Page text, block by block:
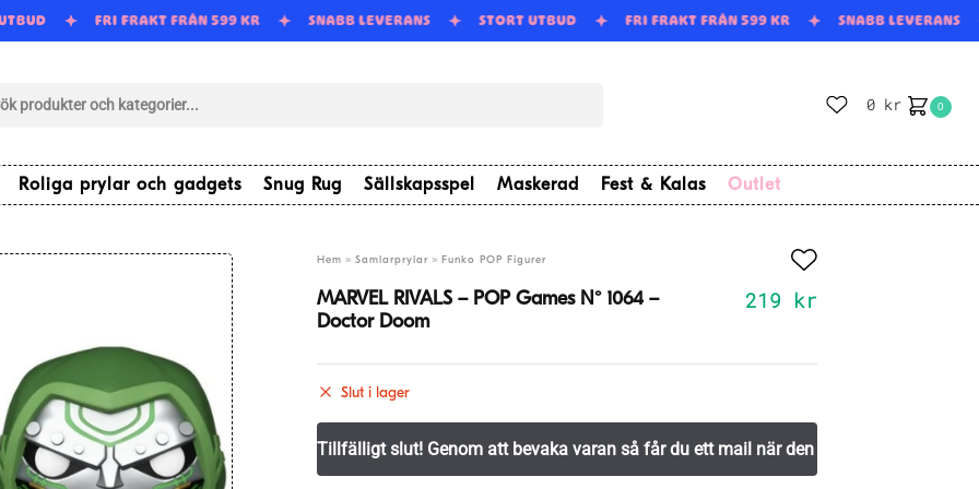
FRI FRAKT FRÅN 599 KR SNABB LEVERANS STORT UTBUD FRI FRAKT FRÅN 599 KR SNABB LEVERANS
0 kr 0
Roliga prylar och gadgets Snug Rug Sällskapsspel Maskerad Fest & Kalas Outlet
Hem »Samlarprylar »Funko POP Figurer
MARVEL RIVALS – POP Games N° 1064 –
Doctor Doom
219 kr
Slut i lager